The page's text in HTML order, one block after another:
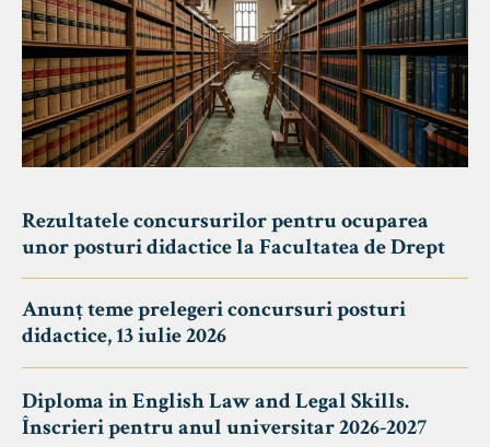
Rezultatele concursurilor pentru ocuparea
unor posturi didactice la Facultatea de Drept
Anunț teme prelegeri concursuri posturi
didactice, 13 iulie 2026
Diploma in English Law and Legal Skills.
Înscrieri pentru anul universitar 2026-2027